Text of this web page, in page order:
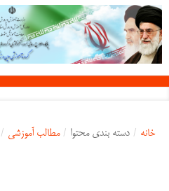
خانه / دسته بندی محتوا / مطالب آموزشی /